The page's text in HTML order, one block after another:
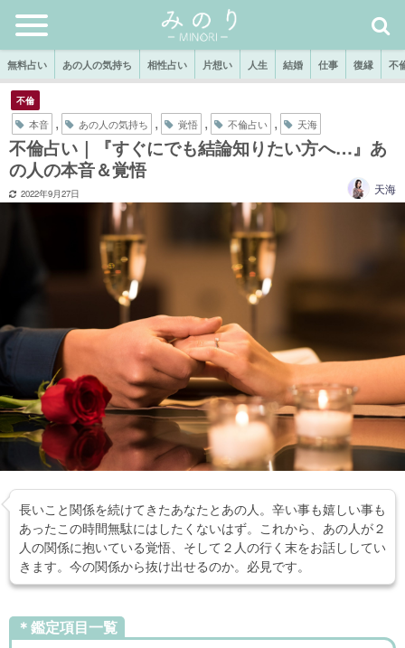
無料占い あの人の気持ち 相性占い 片想い 人生 結婚 仕事 復縁 不
不倫
本音 , あの人の気持ち , 覚悟 , 不倫占い , 天海
不倫占い｜『すぐにでも結論知りたい方へ…』あ
の人の本音＆覚悟
2022年9月27日 天海
長いこと関係を続けてきたあなたとあの人。辛い事も嬉しい事も
あったこの時間無駄にはしたくないはず。これから、あの人が２
人の関係に抱いている覚悟、そして２人の行く末をお話ししてい
きます。今の関係から抜け出せるのか。必見です。
＊鑑定項目一覧